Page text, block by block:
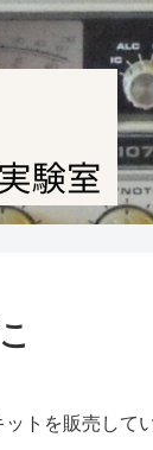
トを販売して